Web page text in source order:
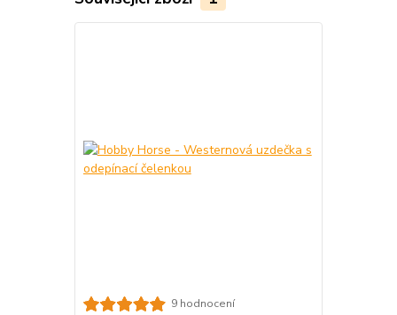
9 hodnocení